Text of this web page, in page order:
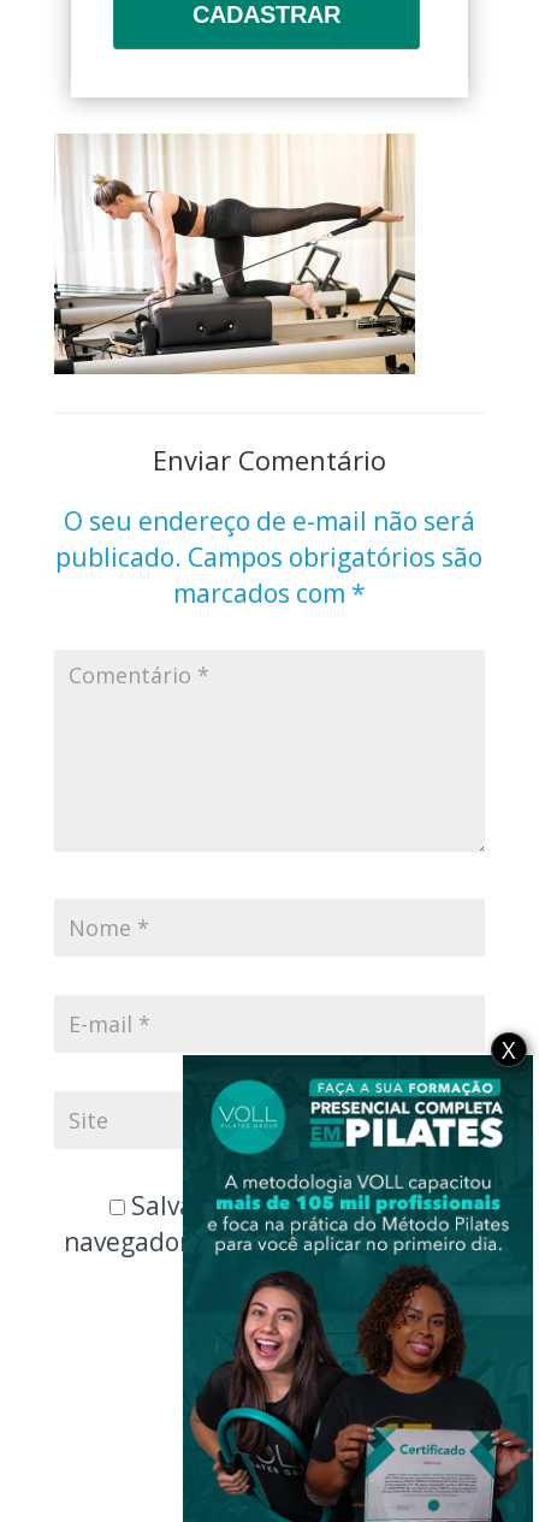
CADASTRAR
Enviar Comentário
O seu endereço de e-mail não será
publicado. Campos obrigatórios são
marcados com *
Salvar meus dados neste
navegador para a próxima vez que
eu comentar.
X